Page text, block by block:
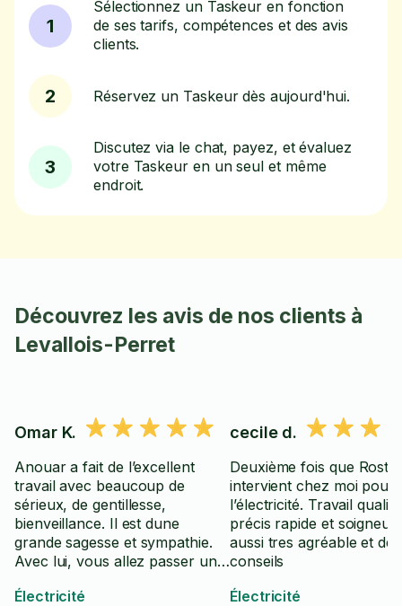
1
Sélectionnez un Taskeur en fonction
de ses tarifs, compétences et des avis
clients.
2 Réservez un Taskeur dès aujourd'hui.
3
Discutez via le chat, payez, et évaluez
votre Taskeur en un seul et même
endroit.
Découvrez les avis de nos clients à
Levallois-Perret
Omar K.
Anouar a fait de l’excellent
travail avec beaucoup de
sérieux, de gentillesse,
bienveillance. Il est dune
grande sagesse et sympathie.
Avec lui, vous allez passer un
Électricité
cecile d.
Deuxième fois que
intervient chez moi pour
l’électricité. Travail
précis rapide et
aussi tres agréable et de
conseils
Électricité